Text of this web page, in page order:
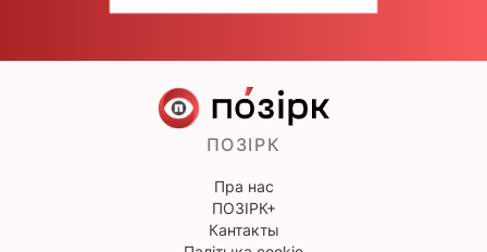
ПОЗІРК
Пра нас
ПОЗІРК+
Кантакты